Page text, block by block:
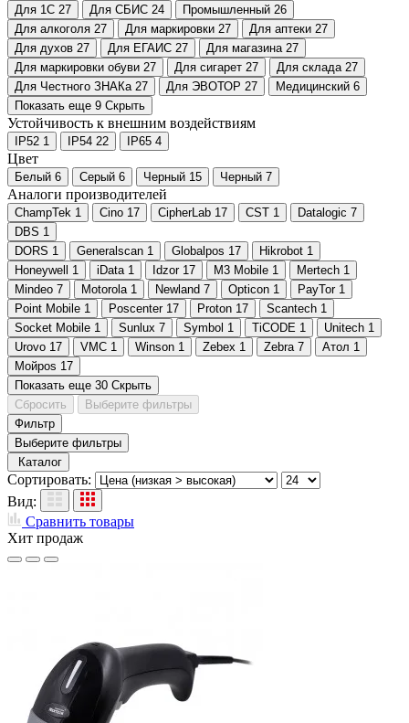
Для 1С 27 Для СБИС 24 Промышленный 26
Для алкоголя 27 Для маркировки 27 Для аптеки 27
Для духов 27 Для ЕГАИС 27 Для магазина 27
Для маркировки обуви 27 Для сигарет 27 Для склада 27
Для Честного ЗНАКа 27 Для ЭВОТОР 27 Медицинский 6
Показать еще 9 Скрыть
Устойчивость к внешним воздействиям
IP52 1 IP54 22 IP65 4
Цвет
Белый 6 Серый 6 Черный 15 Черный 7
Аналоги производителей
ChampTek 1 Cino 17 CipherLab 17 CST 1 Datalogic 7
DBS 1
DORS 1 Generalscan 1 Globalpos 17 Hikrobot 1
Honeywell
1 iData 1 Idzor 17 M3 Mobile 1 Mertech 1
Mindeo 7 Motorola 1 Newland 7 Opticon 1 PayTor 1
Point Mobile 1 Poscenter 17 Proton 17 Scantech 1
Socket Mobile 1 Sunlux 7 Symbol 1 TiCODE 1 Unitech 1
Urovo 17 VMC 1 Winson 1 Zebex 1 Zebra 7 Атол 1
Мойpos 17
Показать еще 30 Скрыть
Сбросить
Выберите фильтры
Фильтр
Выберите фильтры
Каталог
Сортировать:
Вид:
Сравнить товары
Хит продаж